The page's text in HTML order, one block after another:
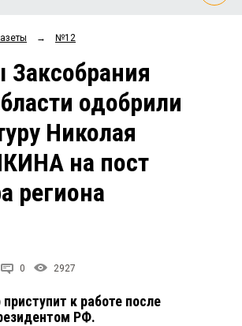
Рейтинги
Блоги
Архив
→ №12
Заксобрания
одобрили
Николая
на пост
региона
0 2927
к работе после
РФ.